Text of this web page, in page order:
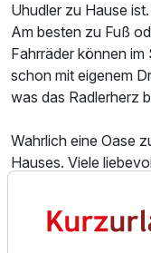
Uhudler zu Hause
Am besten zu Fuß
Fahrräder können
schon mit eigenem
was das Radlerherz
Wahrlich eine Oase
Hauses. Viele
Verweilen und
So natürlich. So